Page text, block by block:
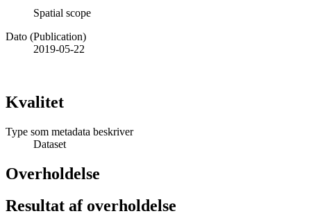
Spatial scope
Dato (Publication)
2019-05-22
Kvalitet
Type som metadata beskriver
Dataset
Overholdelse
Resultat af overholdelse